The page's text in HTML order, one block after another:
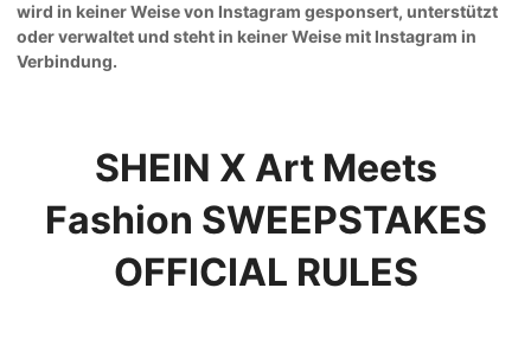
wird in keiner Weise von Instagram gesponsert, unterstützt
oder verwaltet und steht in keiner Weise mit Instagram in
Verbindung.
SHEIN X Art Meets
Fashion SWEEPSTAKES
OFFICIAL RULES